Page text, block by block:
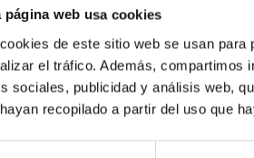
página web usa cookies
de este sitio web se usan
el tráfico. Además, compartimos
sociales, publicidad y análisis web,
recopilado a partir del uso que
años ya tenía un equipo que
siendo tan pequeño?
años desde que empecé a